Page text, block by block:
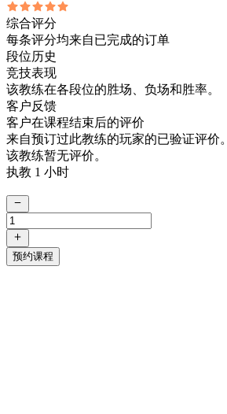
综合评分
每条评分均来自已完成的订单
段位历史
竞技表现
该教练在各段位的胜场、负场和胜率。
客户反馈
客户在课程结束后的评价
来自预订过此教练的玩家的已验证评价。
该教练暂无评价。
执教 1 小时
预约课程